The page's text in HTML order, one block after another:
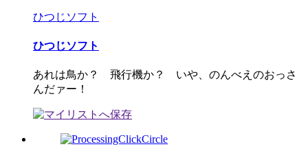
ひつじソフト
ひつじソフト
あれは鳥か？ 飛行機か？ いや、のんべえのおっさ
んだァー！